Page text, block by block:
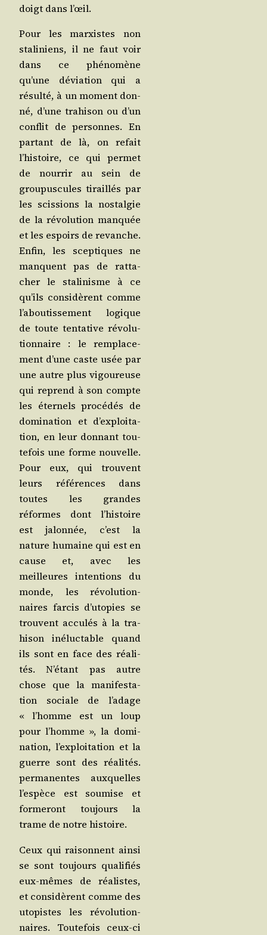
doigt dans l’œil.
Pour les mar­xistes non
sta­li­niens, il ne faut voir
dans ce phé­no­mène
qu’une dévia­tion qui a
résul­té, à un moment don­
né, d’une tra­hi­son ou d’un
conflit de per­sonnes. En
par­tant de là, on refait
l’his­toire, ce qui per­met
de nour­rir au sein de
grou­pus­cules tiraillés par
les scis­sions la nos­tal­gie
de la révo­lu­tion man­quée
et les espoirs de revanche.
Enfin, les scep­tiques ne
manquent pas de rat­ta­
cher le sta­li­nisme à ce
qu’ils consi­dèrent comme
l’a­bou­tis­se­ment logique
de toute ten­ta­tive révo­lu­
tion­naire : le rem­pla­ce­
ment d’une caste usée par
une autre plus vigou­reuse
qui reprend à son compte
les éter­nels pro­cé­dés de
domi­na­tion et d’ex­ploi­ta­
tion, en leur don­nant tou­
te­fois une forme nou­velle.
Pour eux, qui trouvent
leurs réfé­rences dans
toutes les grandes
réformes dont l’his­toire
est jalon­née, c’est la
nature humaine qui est en
cause et, avec les
meilleures inten­tions du
monde, les révo­lu­tion­
naires far­cis d’u­to­pies se
trouvent accu­lés à la tra­
hi­son iné­luc­table quand
ils sont en face des réa­li­
tés. N’é­tant pas autre
chose que la mani­fes­ta­
tion sociale de l’a­dage
« l’homme est un loup
pour l’homme », la domi­
na­tion, l’ex­ploi­ta­tion et la
guerre sont des réa­li­tés.
per­ma­nentes aux­quelles
l’es­pèce est sou­mise et
for­me­ront tou­jours la
trame de notre histoire.
Ceux qui rai­sonnent ain­si
se sont tou­jours qua­li­fiés
eux-mêmes de réa­listes,
et consi­dèrent comme des
uto­pistes les révo­lu­tion­
naires. Tou­te­fois ceux-ci